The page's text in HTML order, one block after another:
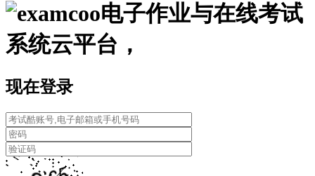
电子作业与在线考试
系统云平台，
现在登录